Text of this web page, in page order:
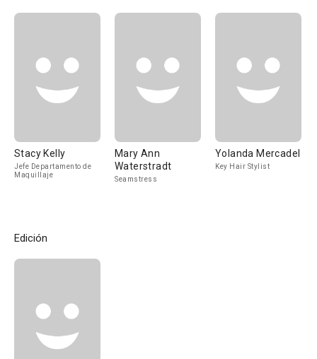
Stacy Kelly
Jefe Departamento de
Maquillaje
Mary Ann
Waterstradt
Seamstress
Yolanda Mercadel
Key Hair Stylist
Edición